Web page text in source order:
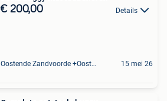
€ 200,00 Details
Oostende Zandvoorde +Oostende 15 mei 26